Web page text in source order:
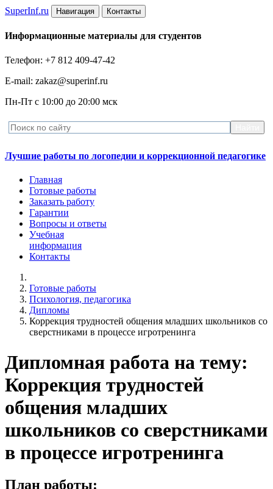
SuperInf.ru Навигация Контакты
Информационные материалы для студентов
Телефон: +7 812 409-47-42
E-mail: zakaz@superinf.ru
Пн-Пт с 10:00 до 20:00 мск
Лучшие работы по логопедии и коррекционной педагогике
Главная
Готовые работы
Заказать работу
Гарантии
Вопросы и ответы
Учебная
информация
Контакты
Готовые работы
Психология, педагогика
Дипломы
Коррекция трудностей общения младших школьников со
сверстниками в процессе игротренинга
Дипломная работа на тему:
Коррекция трудностей
общения младших
школьников со сверстниками
в процессе игротренинга
План работы: